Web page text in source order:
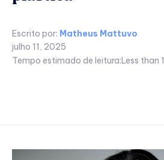
Escrito por: Matheus Mattuvo
julho 11, 2025
Tempo estimado de leitura:Less than 1